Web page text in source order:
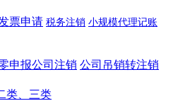
票申请 税务注销 小规模代理记账
申报公司注销 公司吊销转注销
类、三类